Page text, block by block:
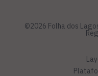
©2026 Folha dos